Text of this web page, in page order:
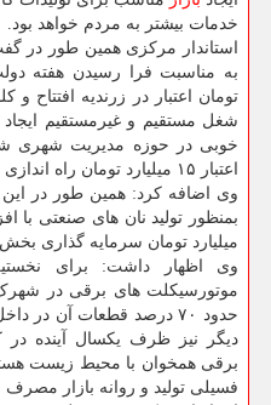
خدمات بیشتر به مردم خواهد بود.
استاندار مرکزی همین طور در
شغل مستقیم و غیرمستقیم
خوبی در حوزه مدیریت شهری
اعتبار ۱۵ میلیارد تومان راه اندازی شد.
وی اضافه کرد: همین طور در
میلیارد تومان سرمایه گذاری
وی اظهار داشت: برای
موتورسیکلت های برقی در
دیگر نیز ظرف یکسال آینده در
برقی همخوان با محیط زیست
فسیلی تولید و روانه بازار